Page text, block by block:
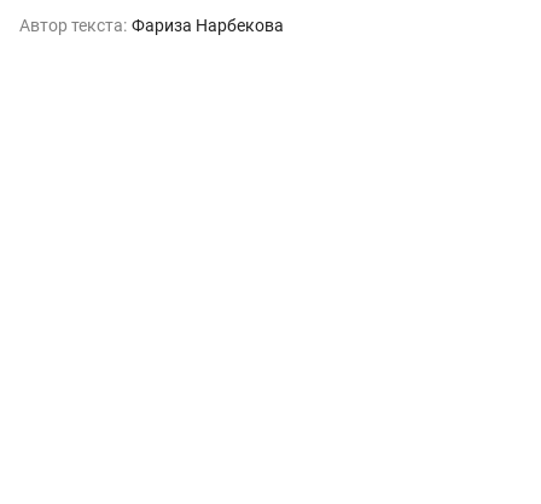
Автор текста: Фариза Нарбекова